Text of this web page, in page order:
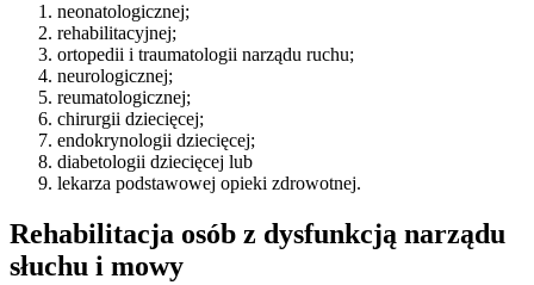
neonatologicznej;
rehabilitacyjnej;
ortopedii i traumatologii narządu ruchu;
neurologicznej;
reumatologicznej;
chirurgii dziecięcej;
endokrynologii dziecięcej;
diabetologii dziecięcej lub
lekarza podstawowej opieki zdrowotnej.
Rehabilitacja osób z dysfunkcją narządu
słuchu i mowy